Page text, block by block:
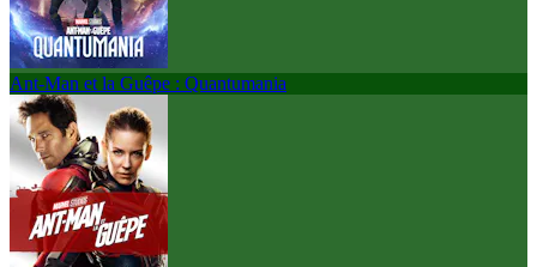
Ant-Man et la Guêpe : Quantumania